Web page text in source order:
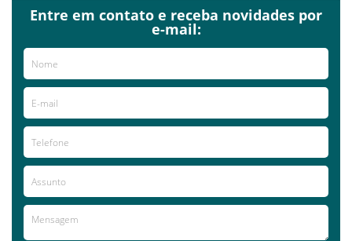
Entre em contato e receba novidades por
e-mail: